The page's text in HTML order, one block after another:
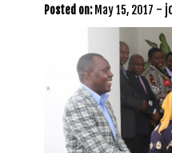
Posted on: May 15, 2017 -